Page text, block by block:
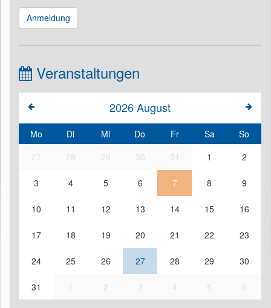
Anmeldung
Veranstaltungen
2026August
Mo Di Mi Do Fr Sa
So
27
28 29 30 31 1 2
3 4 5 6 7 8 9
10 11 12 13 14 15 16
17 18 19 20 21 22 23
24 25 26 27 28 29 30
31 1 2 3 4 5 6